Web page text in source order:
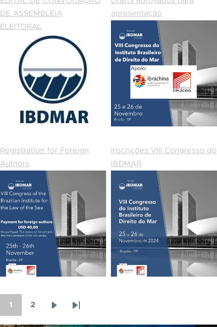
DE ASSEMBLEIA
ELEITORAL
apresentação
Registration for Foreign
Authors
Inscrições VIII Congresso do
IBDMAR
atual
1
Página
2
Próxima
página
Última
página